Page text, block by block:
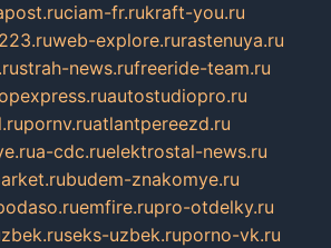
ciam-fr.rukraft-you.ru
web-explore.rurastenuya.ru
strah-news.rufreeride-team.ru
autostudiopro.ru
pornv.ruatlantpereezd.ru
a-cdc.ruelektrostal-news.ru
budem-znakomye.ru
emfire.rupro-otdelky.ru
seks-uzbek.ruporno-vk.ru